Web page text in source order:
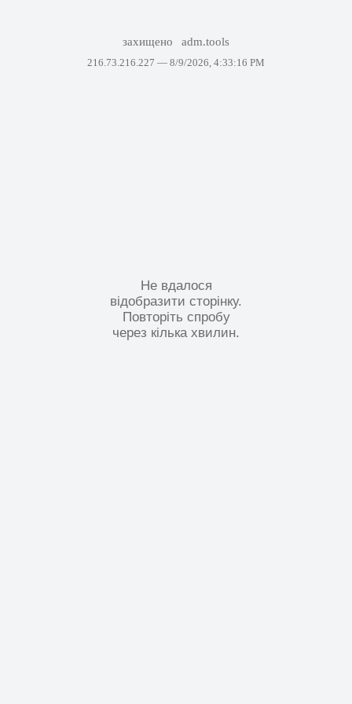
захищено adm.tools
216.73.216.227 — 8/9/2026, 4:33:16 PM
Не вдалося
відобразити сторінку.
Повторіть спробу
через кілька хвилин.